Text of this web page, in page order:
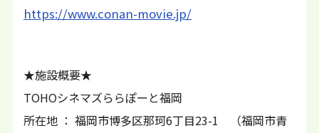
https://www.conan-movie.jp/
★施設概要★
TOHOシネマズららぽーと福岡
所在地 ： 福岡市博多区那珂6丁目23-1 （福岡市青